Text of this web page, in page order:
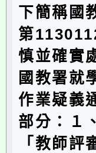
下簡稱國
第
慎並確實
國教署就
作業疑義
部分：１
「教師